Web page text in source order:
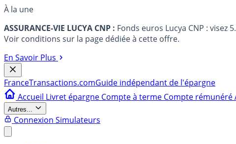
À la une
ASSURANCE-VIE LUCYA CNP : Fonds euros Lucya CNP : visez
Voir conditions sur la page dédiée à cette offre.
En Savoir Plus
FranceTransactions.comGuide indépendant de l'épargne
Accueil Livret épargne Compte à terme Compte rémunéré
Autres...
Connexion Simulateurs